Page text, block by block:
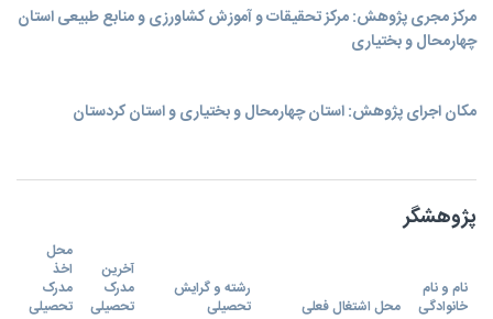
مرکز مجری پژوهش: مرکز تحقیقات و آموزش کشاورزی و منابع طبیعی استان
چهارمحال و بختیاری
مکان اجرای پژوهش: استان چهارمحال و بختياری و استان کردستان
پژوهشگر
نام و نام
خانوادگی
محل اشتغال فعلی
رشته و گرایش
تحصیلی
آخرین
مدرک
تحصیلی
محل
اخذ
مدرک
تحصیلی